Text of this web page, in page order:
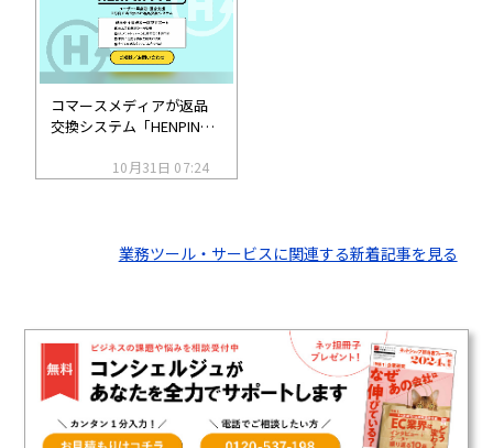
コマースメディアが返品
交換システム「HENPIN
モールからの注文も返品
10月31日 07:24
業務ツール・サービスに関連する新着記事を見る